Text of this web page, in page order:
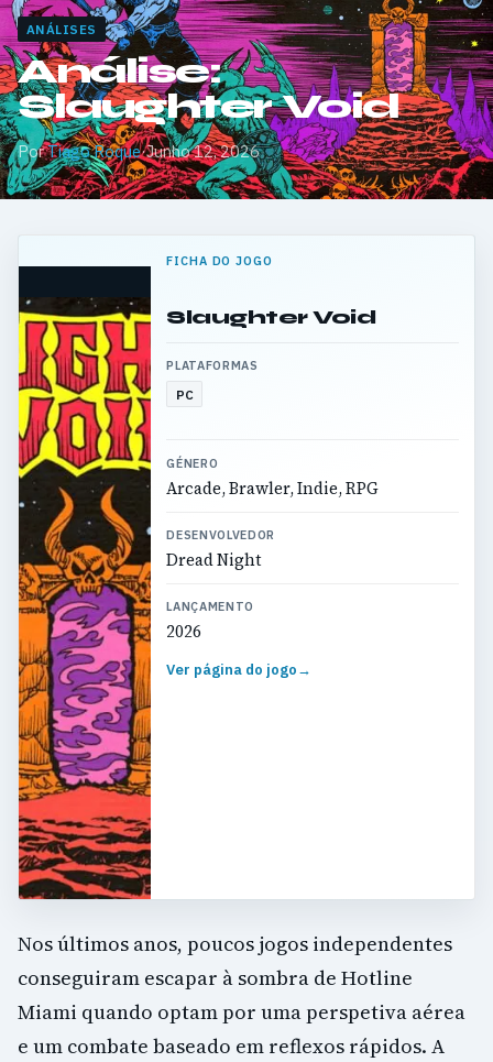
ANÁLISES
Análise:
Slaughter Void
PorTiago Roque·Junho 12, 2026
FICHA DO JOGO
Slaughter Void
PLATAFORMAS
PC
GÉNERO
Arcade, Brawler, Indie, RPG
DESENVOLVEDOR
Dread Night
LANÇAMENTO
2026
Ver página do jogo→
Nos últimos anos, poucos jogos independentes
conseguiram escapar à sombra de Hotline
Miami quando optam por uma perspetiva aérea
e um combate baseado em reflexos rápidos. A